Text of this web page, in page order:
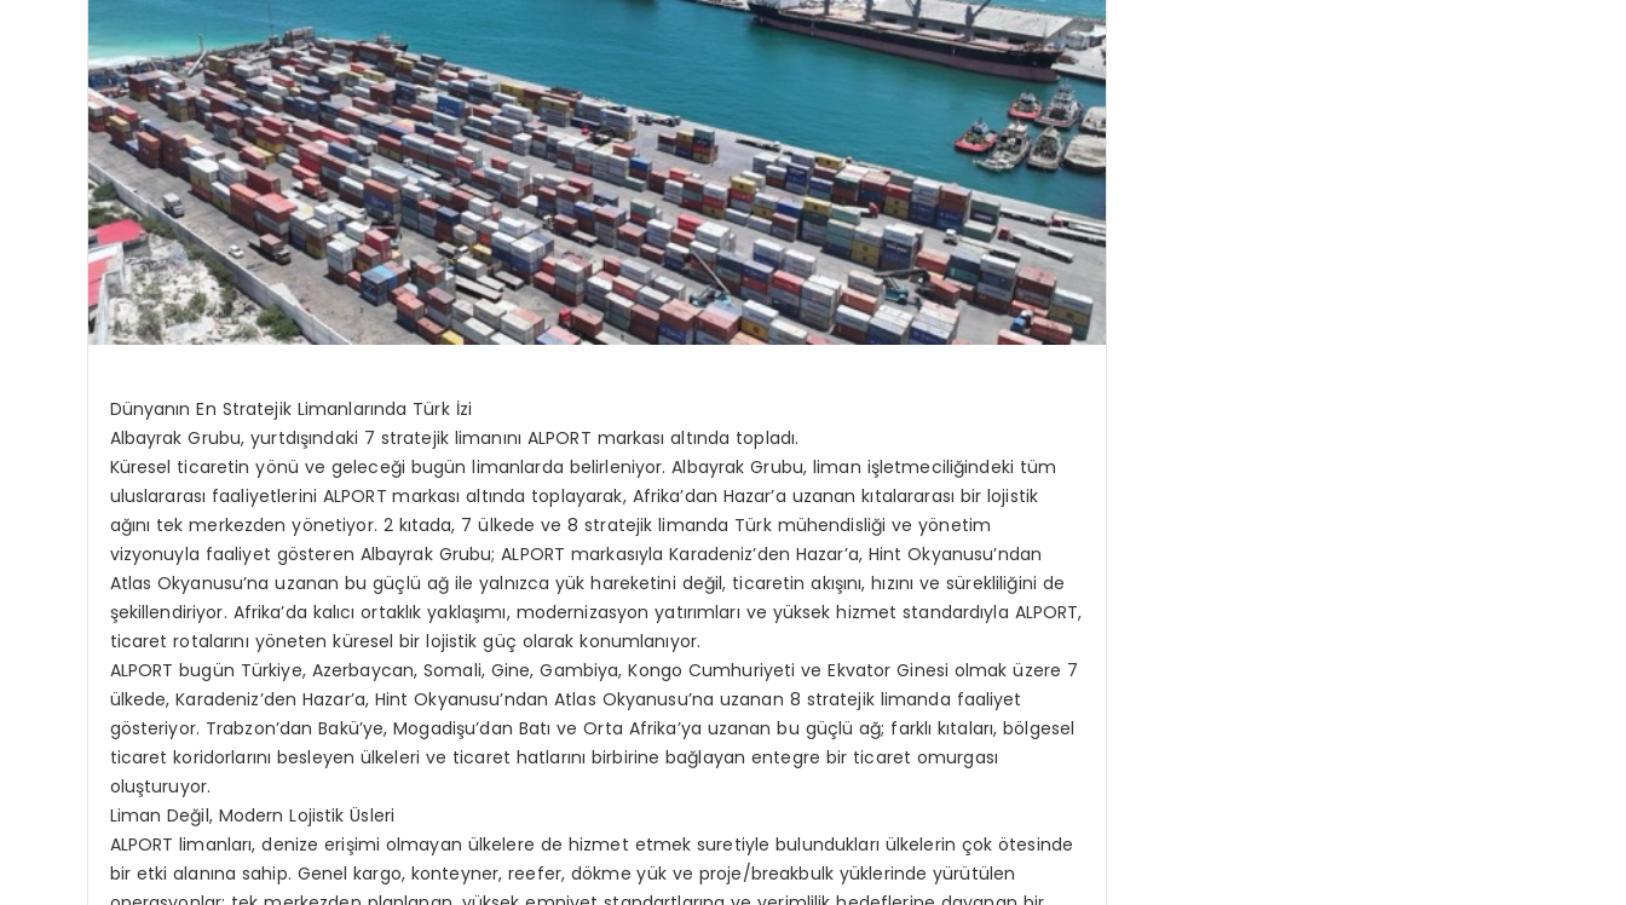
Dünyanın En Stratejik Limanlarında Türk İzi
Albayrak Grubu, yurtdışındaki 7 stratejik limanını ALPORT markası altında topladı.
Küresel ticaretin yönü ve geleceği bugün limanlarda belirleniyor. Albayrak Grubu, liman işletmeciliğindeki tüm
uluslararası faaliyetlerini ALPORT markası altında toplayarak, Afrika’dan Hazar’a uzanan kıtalararası bir lojistik
ağını tek merkezden yönetiyor. 2 kıtada, 7 ülkede ve 8 stratejik limanda Türk mühendisliği ve yönetim
vizyonuyla faaliyet gösteren Albayrak Grubu; ALPORT markasıyla Karadeniz’den Hazar’a, Hint Okyanusu’ndan
Atlas Okyanusu’na uzanan bu güçlü ağ ile yalnızca yük hareketini değil, ticaretin akışını, hızını ve sürekliliğini de
şekillendiriyor. Afrika’da kalıcı ortaklık yaklaşımı, modernizasyon yatırımları ve yüksek hizmet standardıyla ALPORT,
ticaret rotalarını yöneten küresel bir lojistik güç olarak konumlanıyor.
ALPORT bugün Türkiye, Azerbaycan, Somali, Gine, Gambiya, Kongo Cumhuriyeti ve Ekvator Ginesi olmak üzere 7
ülkede, Karadeniz’den Hazar’a, Hint Okyanusu’ndan Atlas Okyanusu’na uzanan 8 stratejik limanda faaliyet
gösteriyor. Trabzon’dan Bakü’ye, Mogadişu’dan Batı ve Orta Afrika’ya uzanan bu güçlü ağ; farklı kıtaları, bölgesel
ticaret koridorlarını besleyen ülkeleri ve ticaret hatlarını birbirine bağlayan entegre bir ticaret omurgası
oluşturuyor.
Liman Değil, Modern Lojistik Üsleri
ALPORT limanları, denize erişimi olmayan ülkelere de hizmet etmek suretiyle bulundukları ülkelerin çok ötesinde
bir etki alanına sahip. Genel kargo, konteyner, reefer, dökme yük ve proje/breakbulk yüklerinde yürütülen